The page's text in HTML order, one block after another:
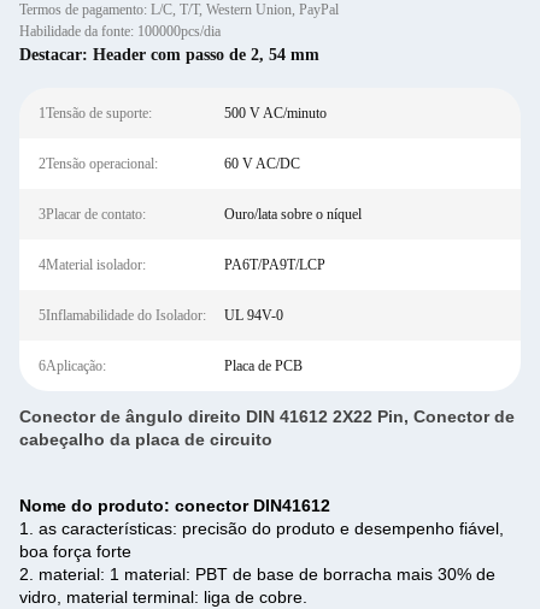
Termos de pagamento: L/C, T/T, Western Union, PayPal
Habilidade da fonte: 100000pcs/dia
Destacar: Header com passo de 2, 54 mm
1Tensão de suporte: 500 V AC/minuto
2Tensão operacional: 60 V AC/DC
3Placar de contato: Ouro/lata sobre o níquel
4Material isolador: PA6T/PA9T/LCP
5Inflamabilidade do Isolador: UL 94V-0
6Aplicação: Placa de PCB
Conector de ângulo direito DIN 41612 2X22 Pin, Conector de
cabeçalho da placa de circuito
Nome do produto: conector DIN41612
1. as características: precisão do produto e desempenho fiável,
boa força forte
2. material: 1 material: PBT de base de borracha mais 30% de
vidro, material terminal: liga de cobre.